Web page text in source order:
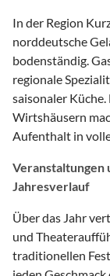
In der Region
norddeutsche
bodenständig.
regionale
saisonaler
Wirtshäusern
Aufenthalt in
Veranstaltungen
Jahresverlauf
Über das Jahr
und
traditionellen